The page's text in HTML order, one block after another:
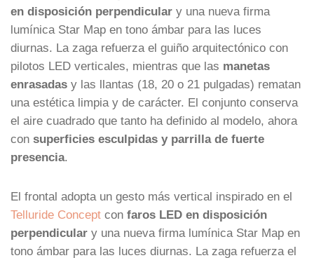
en disposición perpendicular y una nueva firma
lumínica Star Map en tono ámbar para las luces
diurnas. La zaga refuerza el guiño arquitectónico con
pilotos LED verticales, mientras que las manetas
enrasadas y las llantas (18, 20 o 21 pulgadas) rematan
una estética limpia y de carácter. El conjunto conserva
el aire cuadrado que tanto ha definido al modelo, ahora
con superficies esculpidas y parrilla de fuerte
presencia.
El frontal adopta un gesto más vertical inspirado en el
Telluride Concept con faros LED en disposición
perpendicular y una nueva firma lumínica Star Map en
tono ámbar para las luces diurnas. La zaga refuerza el